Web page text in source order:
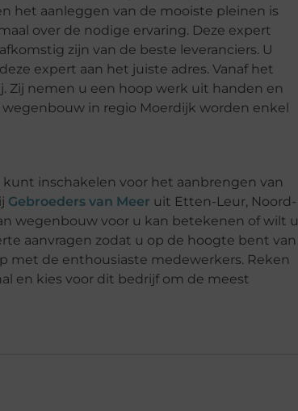
het aanleggen van de mooiste pleinen is
over de nodige ervaring. Deze expert
zijn van de beste leveranciers. U
expert aan het juiste adres. Vanaf het
Zij nemen u een hoop werk uit handen en
in regio Moerdijk worden enkel
inschakelen voor het aanbrengen van
Gebroeders van Meer uit Etten-Leur, Noord-
wegenbouw voor u kan betekenen of wilt u
aanvragen zodat u op de hoogte bent van
met de enthousiaste medewerkers. Reken
en kies voor dit bedrijf om de meest